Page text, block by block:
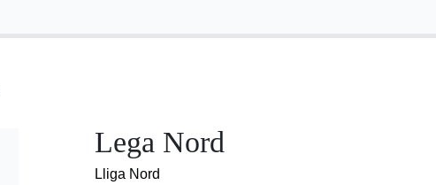
Lega Nord
Lliga Nord